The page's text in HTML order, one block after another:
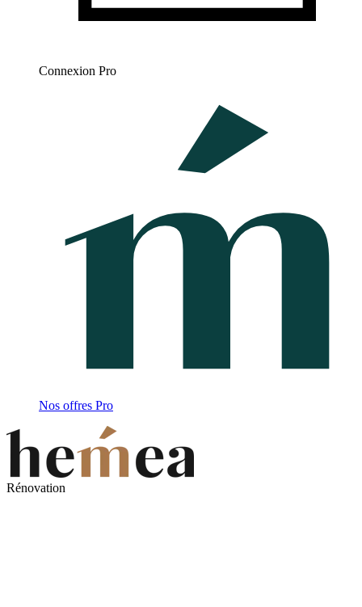
Connexion Pro
Nos offres Pro
Rénovation